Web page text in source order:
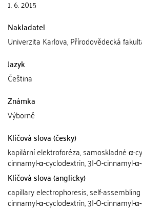
1. 6. 2015
Nakladatel
Univerzita Karlova, Přírodovědecká
Jazyk
Čeština
Známka
Výborně
Klíčová slova (česky)
kapilární elektroforéza, samoskladné α-
cinnamyl-α-cyclodextrin, 3I-O-cinnamyl-
Klíčová slova (anglicky)
capillary electrophoresis, self-
cinnamyl-α-cyclodextrin, 3I-O-cinnamyl-